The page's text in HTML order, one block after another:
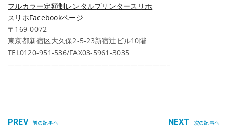
フルカラー定額制レンタルプリンタースリホ
スリホFacebookページ
〒169-0072
東京都新宿区大久保2-5-23新宿辻ビル10階
TEL0120-951-536/FAX03-5961-3035
——————————————————————–
PREV 前の記事へ NEXT 次の記事へ